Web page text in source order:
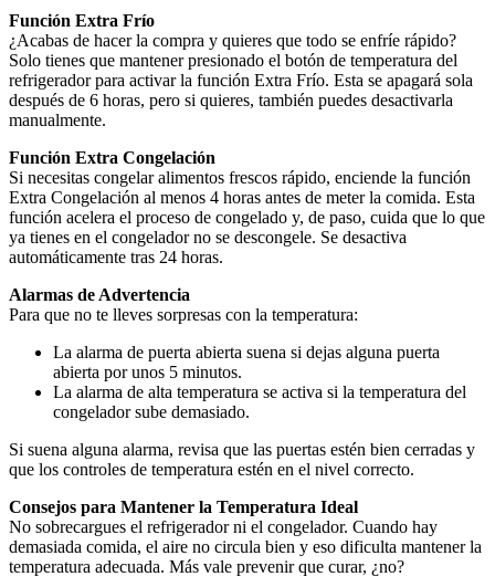
Función Extra Frío
¿Acabas de hacer la compra y quieres que todo se enfríe rápido?
Solo tienes que mantener presionado el botón de temperatura del
refrigerador para activar la función Extra Frío. Esta se apagará sola
después de 6 horas, pero si quieres, también puedes desactivarla
manualmente.
Función Extra Congelación
Si necesitas congelar alimentos frescos rápido, enciende la función
Extra Congelación al menos 4 horas antes de meter la comida. Esta
función acelera el proceso de congelado y, de paso, cuida que lo que
ya tienes en el congelador no se descongele. Se desactiva
automáticamente tras 24 horas.
Alarmas de Advertencia
Para que no te lleves sorpresas con la temperatura:
La alarma de puerta abierta suena si dejas alguna puerta
abierta por unos 5 minutos.
La alarma de alta temperatura se activa si la temperatura del
congelador sube demasiado.
Si suena alguna alarma, revisa que las puertas estén bien cerradas y
que los controles de temperatura estén en el nivel correcto.
Consejos para Mantener la Temperatura Ideal
No sobrecargues el refrigerador ni el congelador. Cuando hay
demasiada comida, el aire no circula bien y eso dificulta mantener la
temperatura adecuada. Más vale prevenir que curar, ¿no?